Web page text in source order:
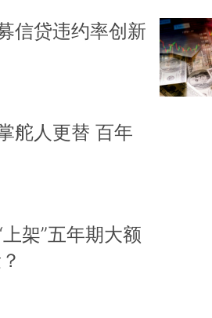
信贷违约率创新
舵人更替 百年
架”五年期大额